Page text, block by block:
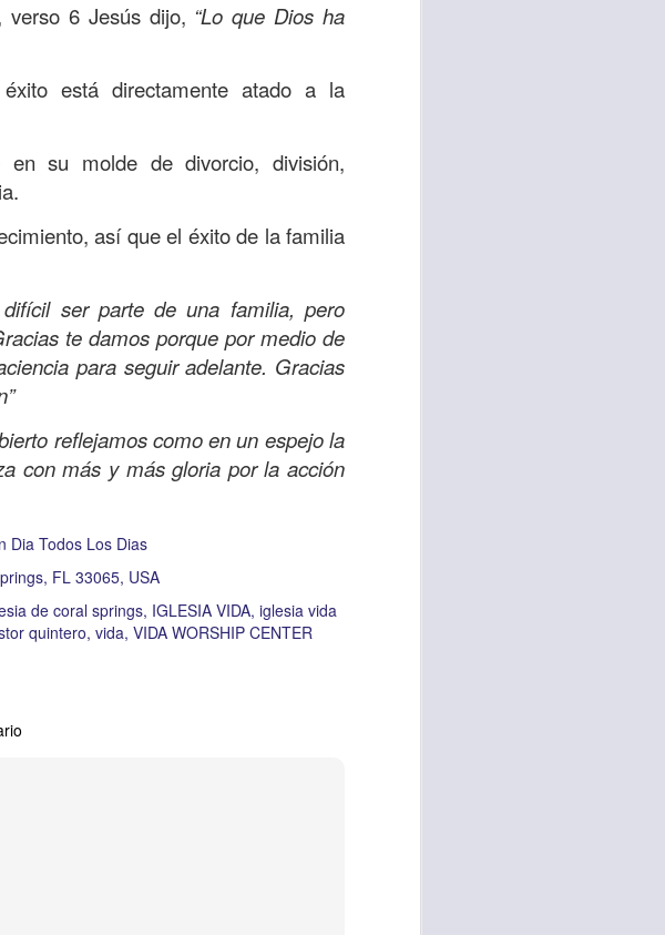
verso 6 Jesús dijo, “Lo que Dios ha
está directamente atado a la
su molde de divorcio, división,
así que el éxito de la familia
ser parte de una familia, pero
te damos porque por medio de
para seguir adelante. Gracias
reflejamos como en un espejo la
con más y más gloria por la acción
Dia Todos Los Dias
FL 33065, USA
de coral springs IGLESIA VIDA iglesia vida
quintero vida VIDA WORSHIP CENTER
IGLESIA VIDA iglesia vida worship center